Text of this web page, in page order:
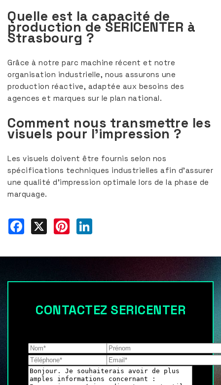
Quelle est la capacité de
production de SERICENTER à
Strasbourg ?
Grâce à notre parc machine récent et notre
organisation industrielle, nous assurons une
production réactive, adaptée aux besoins des
agences et marques sur le plan national.
Comment nous transmettre les
visuels pour l'impression ?
Les visuels doivent être fournis selon nos
spécifications techniques industrielles afin d'assurer
une qualité d'impression optimale lors de la phase de
marquage.
Facebook
X Pinterest
CONTACTEZ SERICENTER